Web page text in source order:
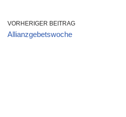
VORHERIGER BEITRAG
Allianzgebetswoche